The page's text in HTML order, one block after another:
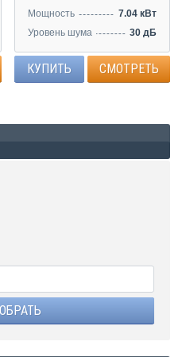
Мощность
7.04 кВт
Уровень шума
30 дБ
КУПИТЬ СМОТРЕТЬ